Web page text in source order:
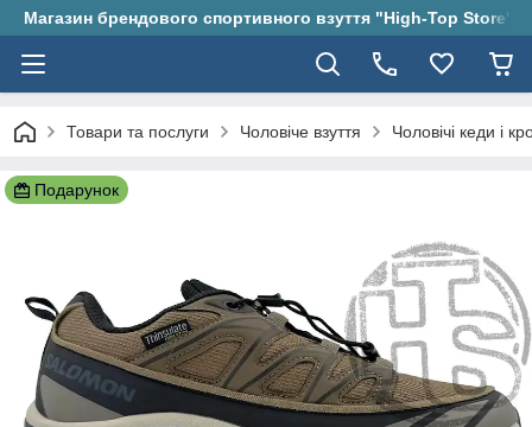
Магазин брендового спортивного взуття "High-Top Store"
Товари та послуги Чоловіче взуття Чоловічі кеди і
Подарунок